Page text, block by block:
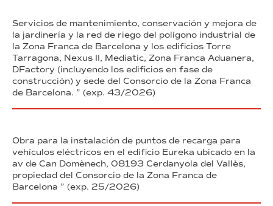
Servicios de mantenimiento, conservación y mejora de
la jardinería y la red de riego del polígono industrial de
la Zona Franca de Barcelona y los edificios Torre
Tarragona, Nexus II, Mediatic, Zona Franca Aduanera,
DFactory (incluyendo los edificios en fase de
construcción) y sede del Consorcio de la Zona Franca
de Barcelona. ” (exp. 43/2026)
Obra para la instalación de puntos de recarga para
vehículos eléctricos en el edificio Eureka ubicado en la
av de Can Domènech, 08193 Cerdanyola del Vallès,
propiedad del Consorcio de la Zona Franca de
Barcelona ” (exp. 25/2026)